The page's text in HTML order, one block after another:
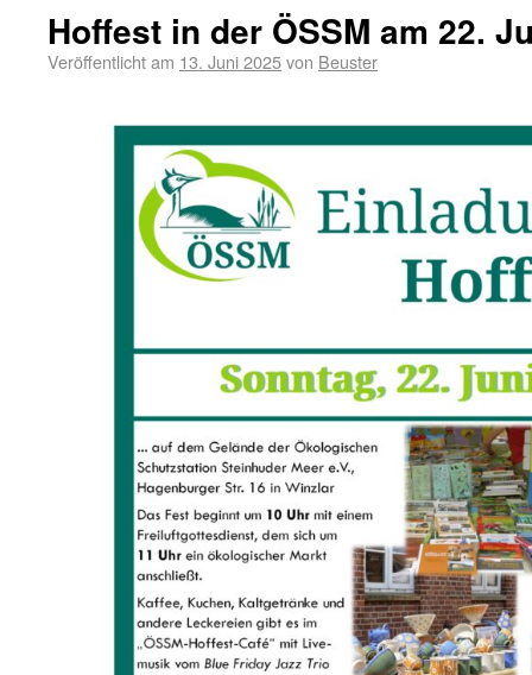
Hoffest in der ÖSSM am 22.
Veröffentlicht am 13. Juni 2025von Beuster